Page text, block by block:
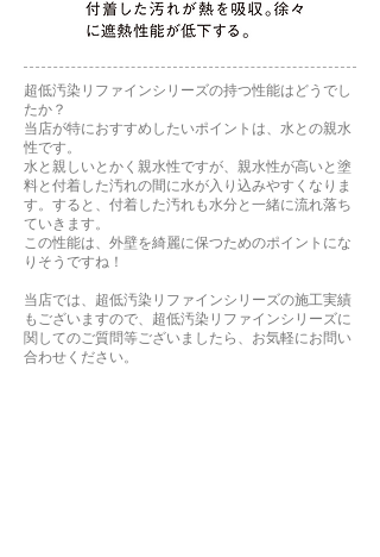
超低汚染リファインシリーズの持つ性能はどうでし
たか？
当店が特におすすめしたいポイントは、水との親水
性です。
水と親しいとかく親水性ですが、親水性が高いと塗
料と付着した汚れの間に水が入り込みやすくなりま
す。すると、付着した汚れも水分と一緒に流れ落ち
ていきます。
この性能は、外壁を綺麗に保つためのポイントにな
りそうですね！
当店では、超低汚染リファインシリーズの施工実績
もございますので、超低汚染リファインシリーズに
関してのご質問等ございましたら、お気軽にお問い
合わせください。